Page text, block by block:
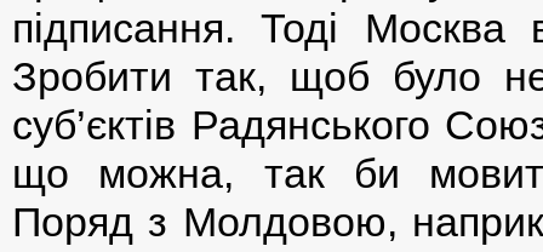
підписання. Тоді Москва
Зробити так, щоб було
суб’єктів Радянського
що можна, так би
Поряд з Молдовою,